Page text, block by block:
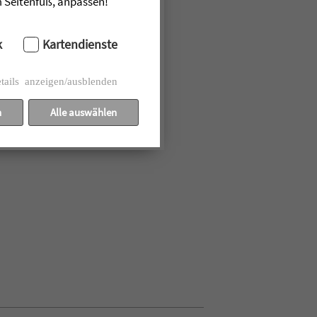
Kartendienste
anzeigen/ausblenden
Alle auswählen